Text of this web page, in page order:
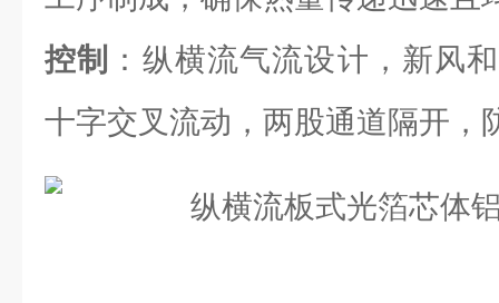
控制
：纵横流气流设计，新风
十字交叉流动，两股通道隔开，